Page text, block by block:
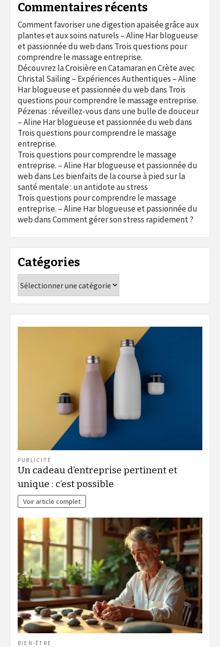
Commentaires récents
Comment favoriser une digestion apaisée grâce aux
plantes et aux soins naturels – Aline Har blogueuse
et passionnée du webdans Trois questions pour
comprendre le massage entreprise.
Découvrez la Croisière en Catamaran en Crète avec
Christal Sailing – Expériences Authentiques – Aline
Har blogueuse et passionnée du webdans Trois
questions pour comprendre le massage entreprise.
Pézenas : réveillez-vous dans une bulle de douceur
– Aline Har blogueuse et passionnée du webdans
Trois questions pour comprendre le massage
entreprise.
Trois questions pour comprendre le massage
entreprise. – Aline Har blogueuse et passionnée du
webdans Les bienfaits de la course à pied sur la
santé mentale : un antidote au stress
Trois questions pour comprendre le massage
entreprise. – Aline Har blogueuse et passionnée du
webdansComment gérer son stress rapidement ?
Catégories
PUBLICITÉ
Un cadeau d’entreprise pertinent et
unique : c’est possible
Voir article complet
BIEN-ÊTRE